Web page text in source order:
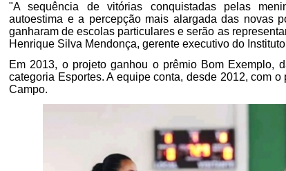
"A sequência de vitórias conquistadas pelas
autoestima e a percepção mais alargada das novas
ganharam de escolas particulares e serão as
Henrique Silva Mendonça, gerente executivo do
Em 2013, o projeto ganhou o prêmio Bom Exemplo,
categoria Esportes. A equipe conta, desde 2012, com
Campo.